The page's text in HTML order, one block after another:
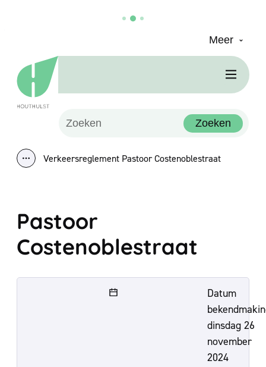
Meer
Houthulst
Waarmee kunnen we jou helpen?
Zoeken
Toon alle broodkruimel items
Verkeersreglement Pastoor Costenoblestraat
Pastoor
Costenoblestraat
Datum
dinsdag 26
november
2024